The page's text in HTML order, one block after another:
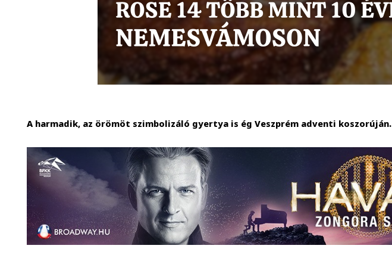
A harmadik, az örömöt szimbolizáló gyertya is ég Veszprém adventi koszorúján.